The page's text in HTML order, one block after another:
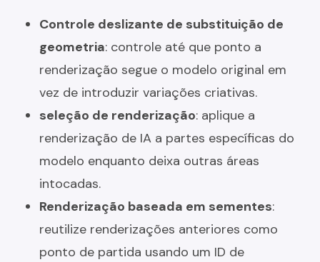
Controle deslizante de substituição de
geometria: controle até que ponto a
renderização segue o modelo original em
vez de introduzir variações criativas.
seleção de renderização: aplique a
renderização de IA a partes específicas do
modelo enquanto deixa outras áreas
intocadas.
Renderização baseada em sementes:
reutilize renderizações anteriores como
ponto de partida usando um ID de